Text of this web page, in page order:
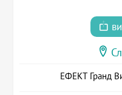
ЕФЕКТ Гранд